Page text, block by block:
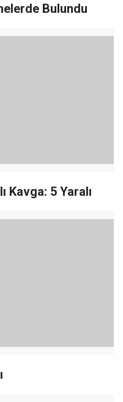
Bulundu
Kavga: 5 Yaralı